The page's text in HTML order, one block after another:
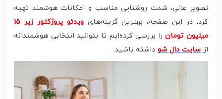
تصویر عالی، شدت روشنایی مناسب و امکانات هوشمند تهیه
کرد. در این صفحه، بهترین گزینه‌های
ویدئو پروژکتور زیر 15
میلیون تومانرا بررسی کرده‌ایم تا بتوانید انتخابی هوشمندانه
از سایت دال شو داشته باشید.